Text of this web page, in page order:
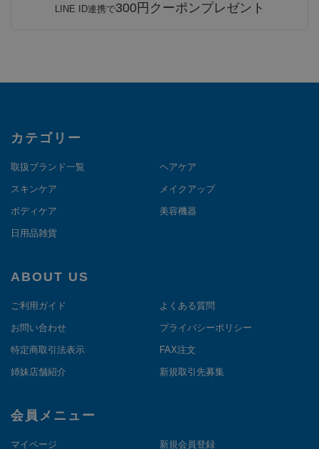
LINE ID連携で300円クーポンプレゼント
カテゴリー
取扱ブランド一覧 ヘアケア
スキンケア メイクアップ
ボディケア 美容機器
日用品雑貨
ABOUT US
ご利用ガイド よくある質問
お問い合わせ プライバシーポリシー
特定商取引法表示 FAX注文
姉妹店舗紹介 新規取引先募集
会員メニュー
マイページ 新規会員登録